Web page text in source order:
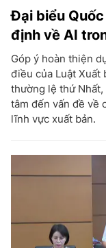
Đại biểu
định về AI
Góp ý hoàn thiện
điều của Luật Xuất
thường lệ thứ Nhất,
tâm đến vấn đề về
lĩnh vực xuất bản.